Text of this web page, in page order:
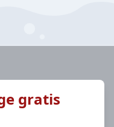
gratis